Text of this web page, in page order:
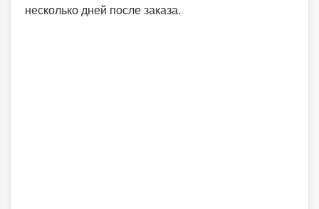
несколько дней после заказа.